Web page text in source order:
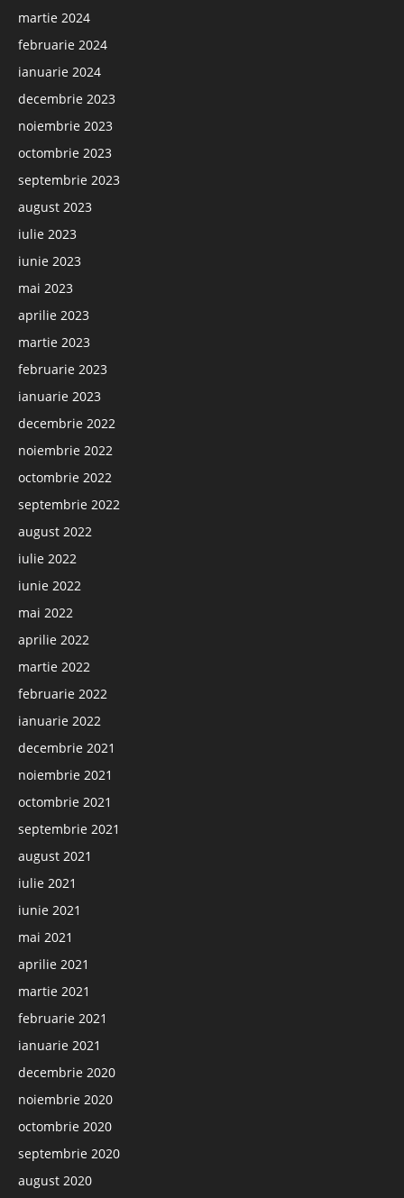
martie 2024
februarie 2024
ianuarie 2024
decembrie 2023
noiembrie 2023
octombrie 2023
septembrie 2023
august 2023
iulie 2023
iunie 2023
mai 2023
aprilie 2023
martie 2023
februarie 2023
ianuarie 2023
decembrie 2022
noiembrie 2022
octombrie 2022
septembrie 2022
august 2022
iulie 2022
iunie 2022
mai 2022
aprilie 2022
martie 2022
februarie 2022
ianuarie 2022
decembrie 2021
noiembrie 2021
octombrie 2021
septembrie 2021
august 2021
iulie 2021
iunie 2021
mai 2021
aprilie 2021
martie 2021
februarie 2021
ianuarie 2021
decembrie 2020
noiembrie 2020
octombrie 2020
septembrie 2020
august 2020